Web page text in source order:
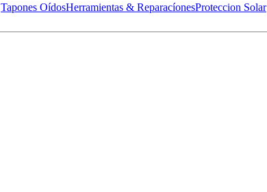
Tapones OídosHerramientas & ReparacíonesProteccion Solar